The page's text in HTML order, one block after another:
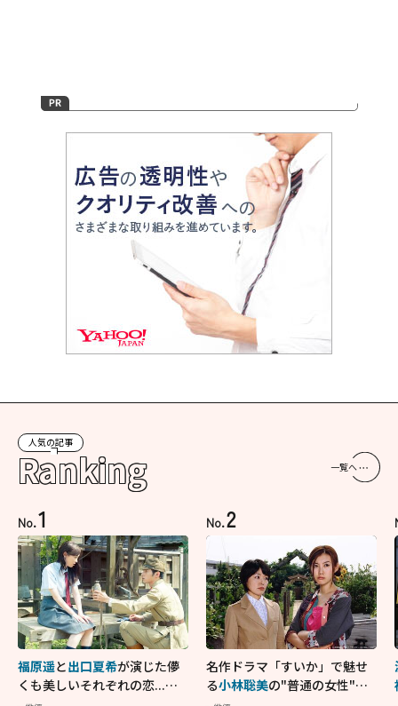
人気の記事
Ranking 一覧へ
No.1
福原遥と出口夏希が演じた儚
くも美しいそれぞれの恋...生
No.2
名作ドラマ「すいか」で魅せ
る小林聡美の"普通の女性"が